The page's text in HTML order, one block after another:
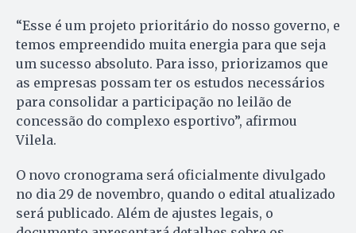
“Esse é um projeto prioritário do nosso governo, e
temos empreendido muita energia para que seja
um sucesso absoluto. Para isso, priorizamos que
as empresas possam ter os estudos necessários
para consolidar a participação no leilão de
concessão do complexo esportivo”, afirmou
Vilela.
O novo cronograma será oficialmente divulgado
no dia 29 de novembro, quando o edital atualizado
será publicado. Além de ajustes legais, o